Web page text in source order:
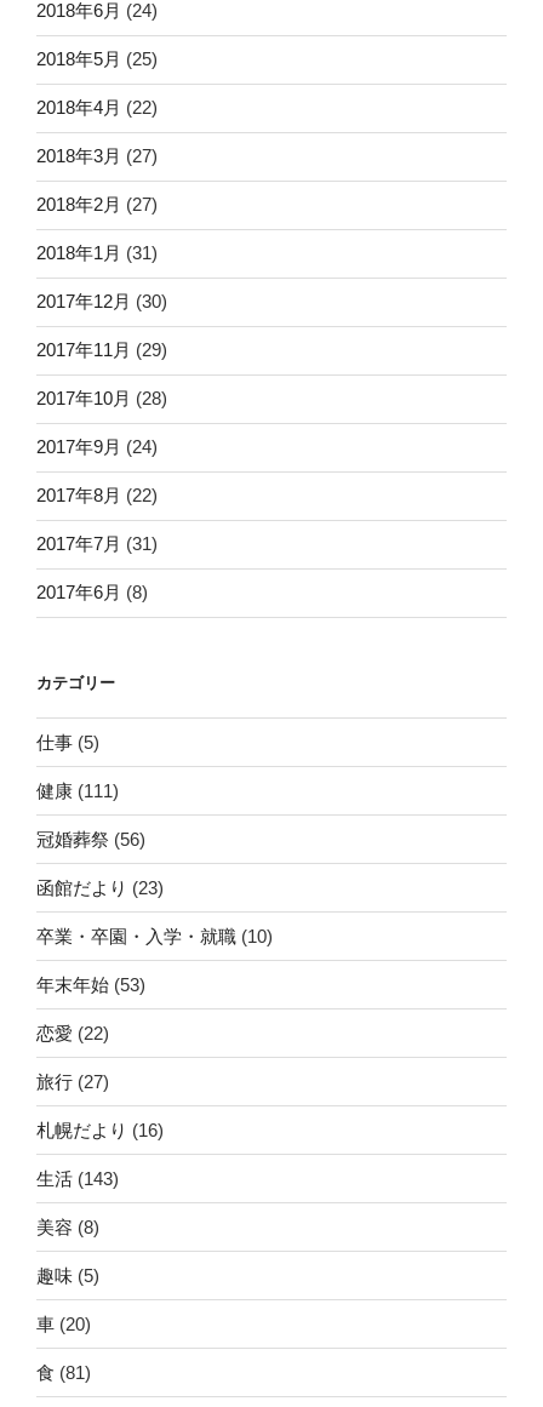
2018年6月 (24)
2018年5月 (25)
2018年4月 (22)
2018年3月 (27)
2018年2月 (27)
2018年1月 (31)
2017年12月 (30)
2017年11月 (29)
2017年10月 (28)
2017年9月 (24)
2017年8月 (22)
2017年7月 (31)
2017年6月 (8)
カテゴリー
仕事 (5)
健康 (111)
冠婚葬祭 (56)
函館だより (23)
卒業・卒園・入学・就職 (10)
年末年始 (53)
恋愛 (22)
旅行 (27)
札幌だより (16)
生活 (143)
美容 (8)
趣味 (5)
車 (20)
食 (81)